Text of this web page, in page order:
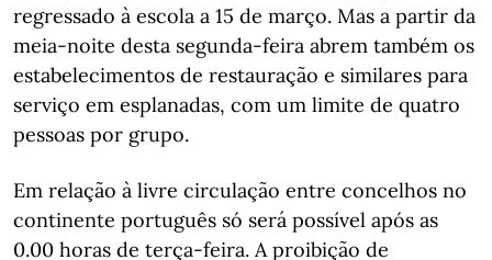
regressado à escola a 15 de março. Mas a partir da
meia-noite desta segunda-feira abrem também os
estabelecimentos de restauração e similares para
serviço em esplanadas, com um limite de quatro
pessoas por grupo.
Em relação à livre circulação entre concelhos no
continente português só será possível após as
0.00 horas de terça-feira. A proibição de